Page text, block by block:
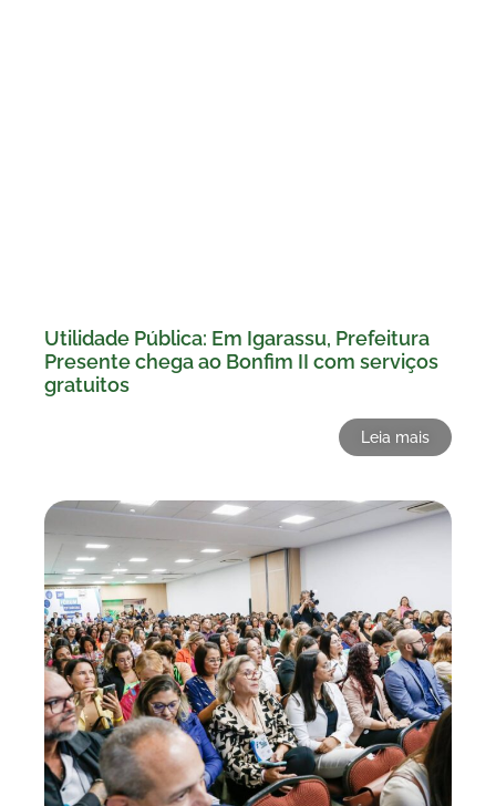
Utilidade Pública: Em Igarassu, Prefeitura
Presente chega ao Bonfim II com serviços
gratuitos
Leia mais